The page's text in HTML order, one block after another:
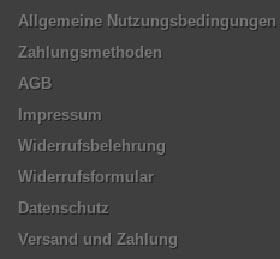
Allgemeine Nutzungsbedingungen
Zahlungsmethoden
AGB
Impressum
Widerrufsbelehrung
Widerrufsformular
Datenschutz
Versand und Zahlung